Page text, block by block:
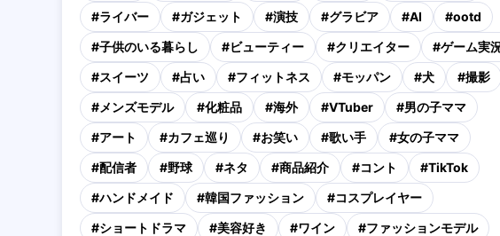
#ライバー #ガジェット #演技 #グラビア #AI #ootd
#子供のいる暮らし #ビューティー #クリエイター #ゲーム実
#スイーツ #占い #フィットネス #モッパン #犬 #撮影
#メンズモデル #化粧品 #海外 #VTuber #男の子ママ
#アート #カフェ巡り #お笑い #歌い手 #女の子ママ
#配信者 #野球 #ネタ #商品紹介 #コント #TikTok
#ハンドメイド #韓国ファッション #コスプレイヤー
#ショートドラマ #美容好き #ワイン #ファッションモデル